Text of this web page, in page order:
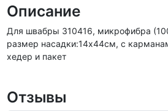
Описание
Для швабры 310416, микрофибра
размер насадки:14х44см, с
хедер и пакет
Отзывы